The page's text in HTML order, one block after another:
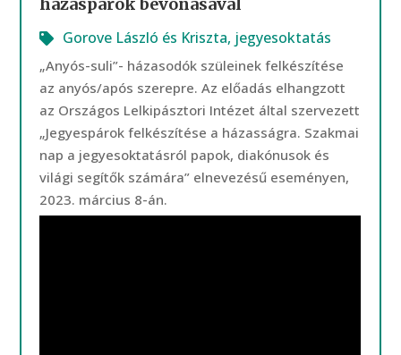
Gorove László és Kriszta, jegyesoktatás
„Anyós-suli”- házasodók szüleinek felkészítése
az anyós/após szerepre. Az előadás elhangzott
az Országos Lelkipásztori Intézet által szervezett
„Jegyespárok felkészítése a házasságra. Szakmai
nap a jegyesoktatásról papok, diakónusok és
világi segítők számára” elnevezésű eseményen,
2023. március 8-án.